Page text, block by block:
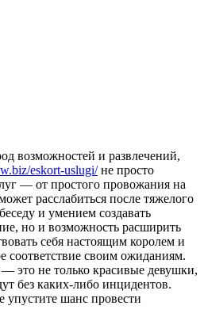
возможностей и развлечений,
eskort-uslugi/не просто
— от простого провожания на
расслабиться после тяжелого
и умением создавать
но и возможность расширить
себя настоящим королем и
соответствие своим ожиданиям.
это не только красивые девушки,
без каких-либо инцидентов.
упустите шанс провести